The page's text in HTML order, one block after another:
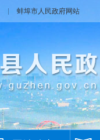
蚌埠市人民政府网站